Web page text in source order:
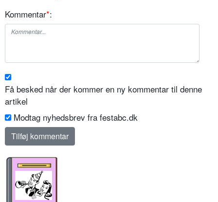
Kommentar*:
Få besked når der kommer en ny kommentar til denne
artikel
Modtag nyhedsbrev fra festabc.dk